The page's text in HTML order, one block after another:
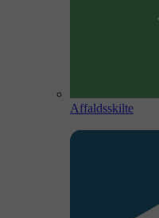
Affaldsskilte